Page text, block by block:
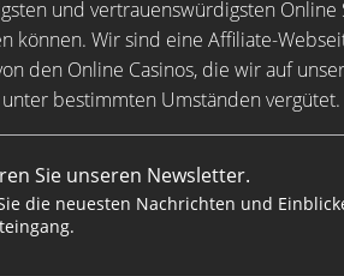
und vertrauenswürdigsten Online
können. Wir sind eine Affiliate-
den Online Casinos, die wir auf
bestimmten Umständen vergütet.
Sie unseren Newsletter.
die neuesten Nachrichten und